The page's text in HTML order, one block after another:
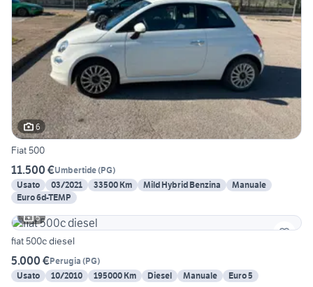
6
Fiat 500
11.500 €Umbertide(PG)
Usato
03/2021 33500 Km Mild Hybrid Benzina
Manuale
Euro 6d-TEMP
5
fiat 500c diesel
5.000 €Perugia (PG)
Usato
10/2010 195000 Km Diesel Manuale Euro 5